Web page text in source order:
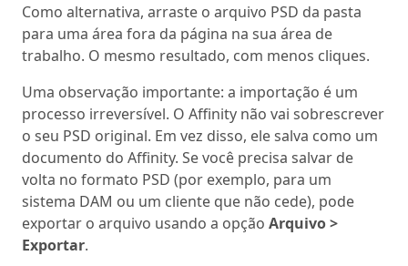
Como alternativa, arraste o arquivo PSD da pasta
para uma área fora da página na sua área de
trabalho. O mesmo resultado, com menos cliques.
Uma observação importante: a importação é um
processo irreversível. O Affinity não vai sobrescrever
o seu PSD original. Em vez disso, ele salva como um
documento do Affinity. Se você precisa salvar de
volta no formato PSD (por exemplo, para um
sistema DAM ou um cliente que não cede), pode
exportar o arquivo usando a opção Arquivo >
Exportar.